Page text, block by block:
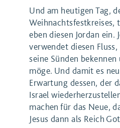
Und am heutigen Tag,
Weihnachtsfestkreises,
eben diesen Jordan ein.
verwendet diesen
seine Sünden bekennen
möge. Und damit es
Erwartung dessen, der
Israel
machen für das Neue,
Jesus dann als Reich